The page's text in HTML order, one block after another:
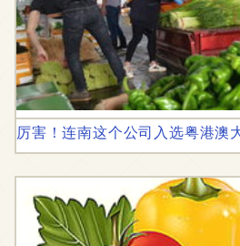
厉害！连南这个公司入选粤港澳